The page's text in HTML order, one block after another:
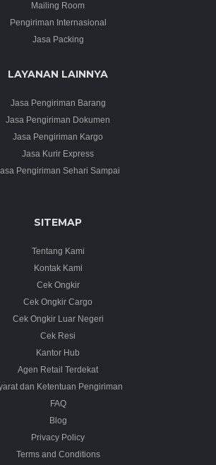
Mailing Room
Pengiriman Internasional
Jasa Packing
LAYANAN LAINNYA
Jasa Pengiriman Barang
Jasa Pengiriman Dokumen
Jasa Pengiriman Kargo
Jasa Kurir Express
Pengiriman Sehari Sampai
SITEMAP
Tentang Kami
Kontak Kami
Cek Ongkir
Cek Ongkir Cargo
Cek Ongkir Luar Negeri
Cek Resi
Kantor Hub
Agen Retail Terdekat
dan Ketentuan Pengiriman
FAQ
Blog
Privacy Policy
Terms and Conditions